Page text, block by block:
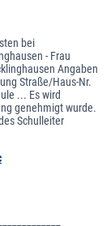
bei
- Frau
Angaben
Straße/Haus-Nr.
... Es wird
genehmigt wurde.
Schulleiter